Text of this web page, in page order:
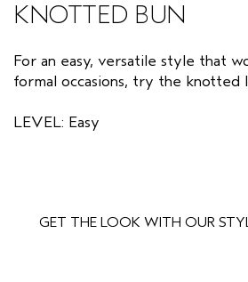
TUTTE LE COLLEZIONI
KNOTTED BUN
For an easy, versatile style that
formal occasions, try the knotted
LEVEL: Easy
GET THE LOOK WITH OUR